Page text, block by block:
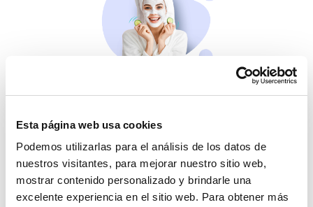
Esta página web usa cookies
Podemos utilizarlas para el análisis de los datos de
nuestros visitantes, para mejorar nuestro sitio web,
mostrar contenido personalizado y brindarle una
excelente experiencia en el sitio web. Para obtener más
Belleza